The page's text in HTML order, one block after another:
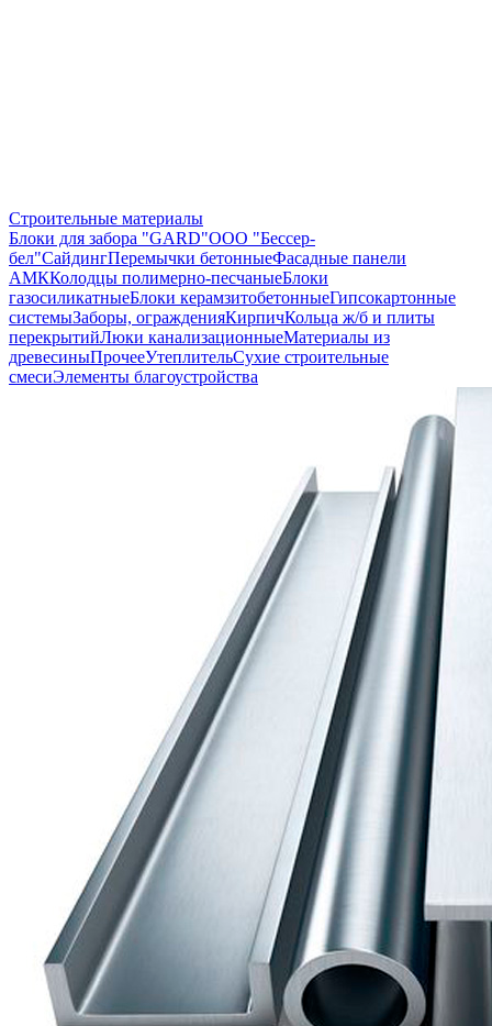
Строительные материалы
Блоки для забора "GARD"ООО "Бессер-
бел"СайдингПеремычки бетонныеФасадные панели
АМККолодцы полимерно-песчаныеБлоки
газосиликатныеБлоки керамзитобетонныеГипсокартонные
системыЗаборы, огражденияКирпичКольца ж/б и плиты
перекрытийЛюки канализационныеМатериалы из
древесиныПрочееУтеплительСухие строительные
смесиЭлементы благоустройства